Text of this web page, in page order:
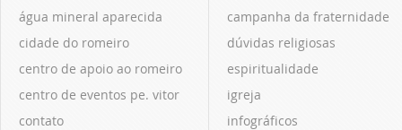
água mineral aparecida
cidade do romeiro
centro de apoio ao romeiro
centro de eventos pe. vitor
contato
campanha da fraternidade
dúvidas religiosas
espiritualidade
igreja
infográficos